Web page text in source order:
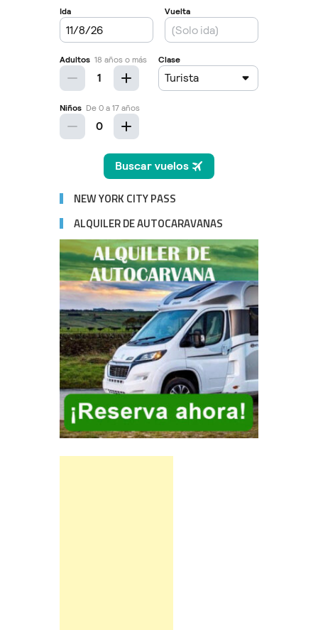
NEW YORK CITY PASS
ALQUILER DE AUTOCARAVANAS